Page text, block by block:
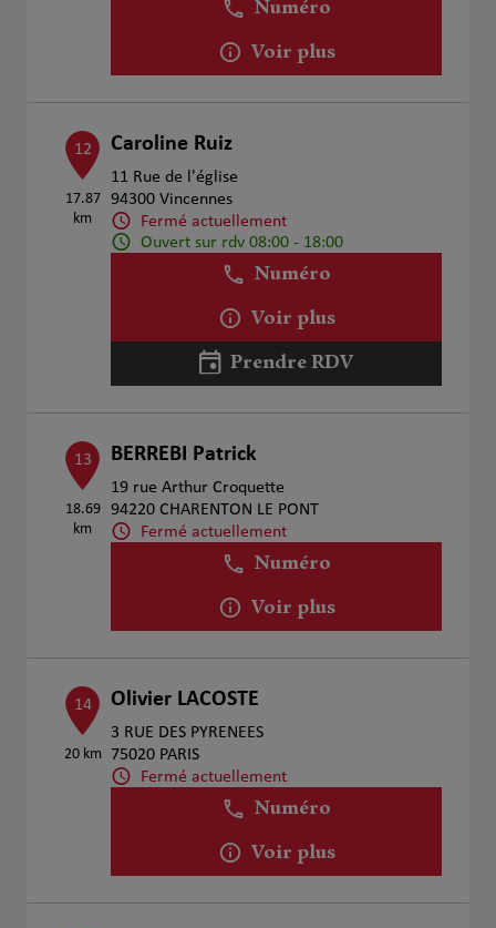
Numéro
Voir plus
12
17.87
km
Caroline Ruiz
11 Rue de l'église
94300 Vincennes
Fermé actuellement
Ouvert sur rdv 08:00 - 18:00
Numéro
Voir plus
Prendre RDV
13
18.69
km
BERREBI Patrick
19 rue Arthur Croquette
94220 CHARENTON LE PONT
Fermé actuellement
Numéro
Voir plus
14
20 km
Olivier LACOSTE
3 RUE DES PYRENEES
75020 PARIS
Fermé actuellement
Numéro
Voir plus